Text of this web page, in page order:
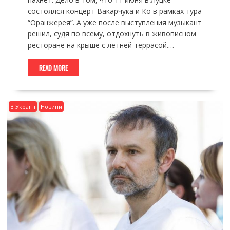
состоялся концерт Вакарчука и Ко в рамках тура
“Оранжерея”. А уже после выступления музыкант
решил, судя по всему, отдохнуть в живописном
ресторане на крыше с летней террасой.…
READ MORE
В Україні Новини